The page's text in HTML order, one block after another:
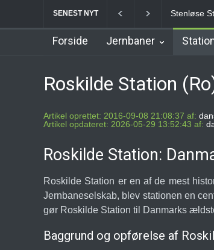
SENEST NYT Veksø
Forside Jernbaner
Roskilde Station
Artikel oprettet: 2016-09-08 21:08:37 af:
Artikel opdateret: 2026-05-29 13:52:43 af:
Roskilde Station:
Roskilde Station er en af de mest
Jernbaneselskab, blev stationen en
gør Roskilde Station til Danmarks
Baggrund og opførelse af